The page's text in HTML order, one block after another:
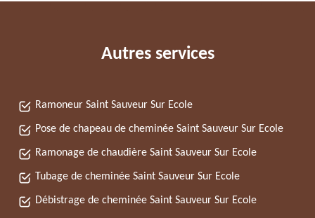
Autres services
Ramoneur Saint Sauveur Sur Ecole
Pose de chapeau de cheminée Saint Sauveur Sur Ecole
Ramonage de chaudière Saint Sauveur Sur Ecole
Tubage de cheminée Saint Sauveur Sur Ecole
Débistrage de cheminée Saint Sauveur Sur Ecole